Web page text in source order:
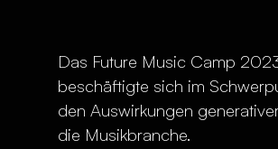
Das Future Music Camp
beschäftigte sich im
den Auswirkungen
die Musikbranche.